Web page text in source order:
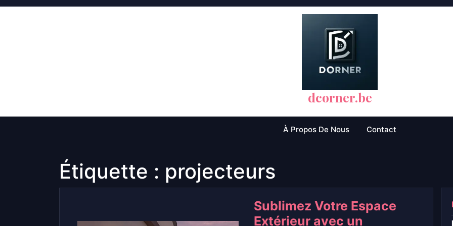
Skip
dcorner.be
À Propos De Nous Contact
Étiquette : projecteurs
Sublimez Votre Espace
Extérieur avec un